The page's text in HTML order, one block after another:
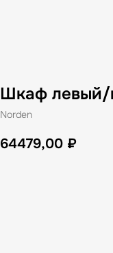
Шкаф левый/
Norden
64479,00 ₽